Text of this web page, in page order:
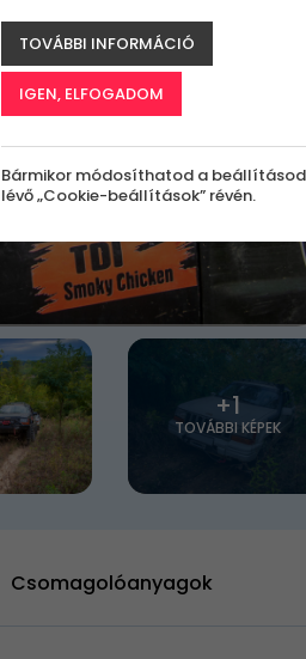
+1
TOVÁBBI KÉPEK
Csomagolóanyagok
TOVÁBBI INFORMÁCIÓ
IGEN, ELFOGADOM
Bármikor módosíthatod a
lévő „Cookie-beállítások” révén.